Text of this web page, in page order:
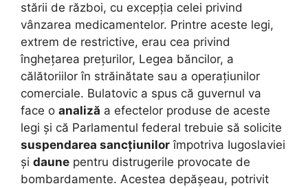
stării de război, cu excepția celei privind
vânzarea medicamentelor. Printre aceste legi,
extrem de restrictive, erau cea privind
înghețarea prețurilor, Legea băncilor, a
călătoriilor în străinătate sau a operațiunilor
comerciale. Bulatovic a spus că guvernul va
face o analiză a efectelor produse de aceste
legi și că Parlamentul federal trebuie să solicite
suspendarea sancțiunilor împotriva Iugoslaviei
și daune pentru distrugerile provocate de
bombardamente. Acestea depășeau, potrivit